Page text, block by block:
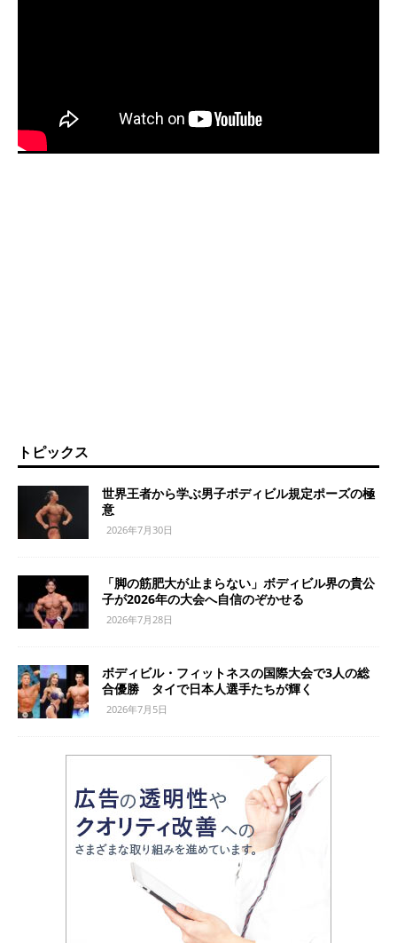
トピックス
世界王者から学ぶ男子ボディビル規定ポーズの極
意
2026年7月30日
「脚の筋肥大が止まらない」ボディビル界の貴公
子が2026年の大会へ自信のぞかせる
2026年7月28日
ボディビル・フィットネスの国際大会で3人の総
合優勝 タイで日本人選手たちが輝く
2026年7月5日